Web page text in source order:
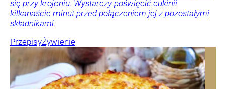
się przy krojeniu. Wystarczy poświęcić cukinii
kilkanaście minut przed połączeniem jej z pozostałymi
składnikami.
PrzepisyŻywienie